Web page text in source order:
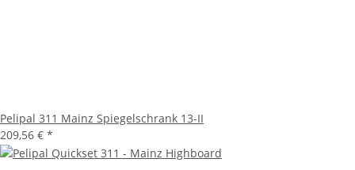
Pelipal 311 Mainz Spiegelschrank 13-II
209,56 € *